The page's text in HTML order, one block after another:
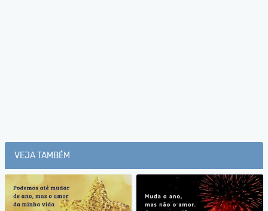
VEJA TAMBÉM